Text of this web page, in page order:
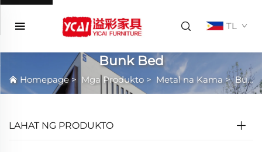
TL
Bunk Bed
Homepage> Mga Produkto > Metal na Kama>Bunk Bed
LAHAT NG PRODUKTO